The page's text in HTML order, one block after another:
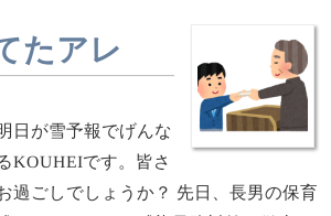
たアレ
日が雪予報でげんな
KOUHEIです。皆さ
過ごしでしょうか？ 先日、長男の保育